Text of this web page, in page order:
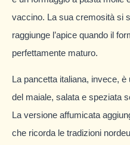
vaccino. La sua cremosità si
raggiunge l’apice quando il
perfettamente maturo.
La pancetta italiana, invece,
del maiale, salata e speziata
La versione affumicata
che ricorda le tradizioni